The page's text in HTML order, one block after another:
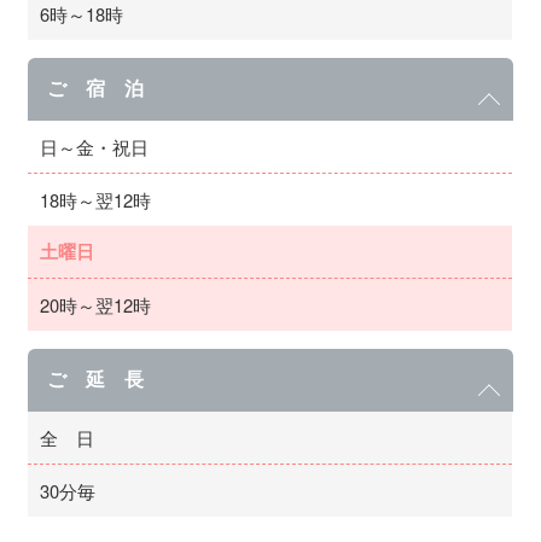
6時～18時
ご 宿 泊
日～金・祝日
18時～翌12時
土曜日
20時～翌12時
ご 延 長
全 日
30分毎